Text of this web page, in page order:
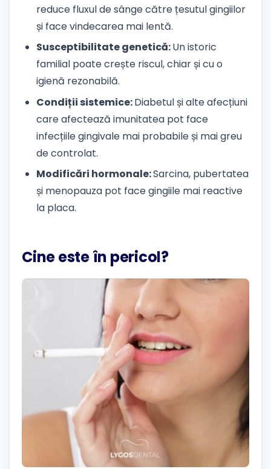
reduce fluxul de sânge către țesutul gingiilor
și face vindecarea mai lentă.
Susceptibilitate genetică:Un istoric
familial poate crește riscul, chiar și cu o
igienă rezonabilă.
Condiții sistemice:Diabetul și alte afecțiuni
care afectează imunitatea pot face
infecțiile gingivale mai probabile și mai greu
de controlat.
Modificări hormonale:Sarcina, pubertatea
și menopauza pot face gingiile mai reactive
la placa.
Cine este în pericol?